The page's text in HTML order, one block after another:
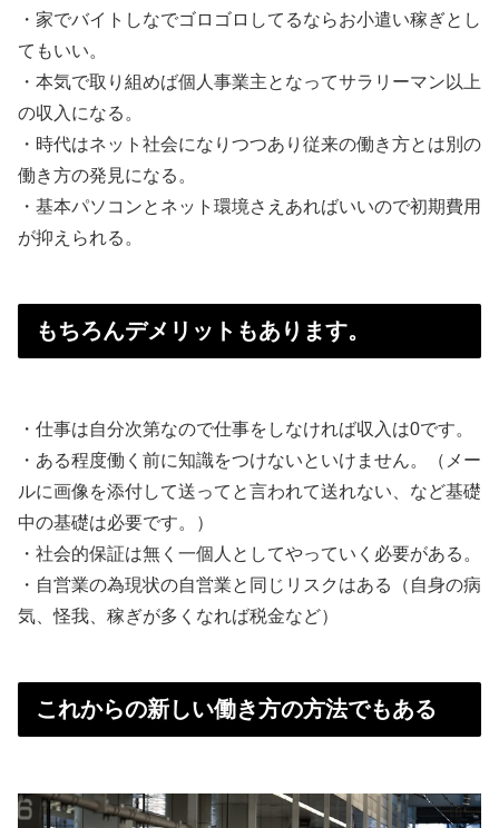
・家でバイトしなでゴロゴロしてるならお小遣い稼ぎとし
てもいい。
・本気で取り組めば個人事業主となってサラリーマン以上
の収入になる。
・時代はネット社会になりつつあり従来の働き方とは別の
働き方の発見になる。
・基本パソコンとネット環境さえあればいいので初期費用
が抑えられる。
もちろんデメリットもあります。
・仕事は自分次第なので仕事をしなければ収入は0です。
・ある程度働く前に知識をつけないといけません。（メー
ルに画像を添付して送ってと言われて送れない、など基礎
中の基礎は必要です。）
・社会的保証は無く一個人としてやっていく必要がある。
・自営業の為現状の自営業と同じリスクはある（自身の病
気、怪我、稼ぎが多くなれば税金など）
これからの新しい働き方の方法でもある